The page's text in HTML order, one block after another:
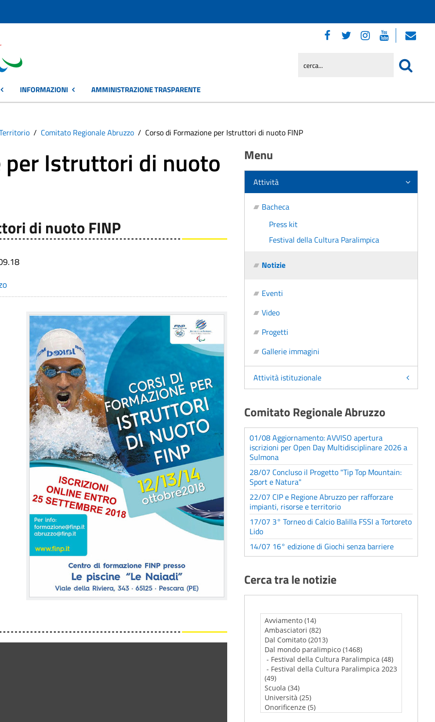
INFORMAZIONI AMMINISTRAZIONE TRASPARENTE
Comitato Regionale Abruzzo Corso di Formazione per Istruttori di nuoto FINP
per Istruttori di nuoto
di nuoto FINP
Menu
Attività
Bacheca
Press kit
Festival della Cultura Paralimpica
Notizie
Eventi
Video
Progetti
Gallerie immagini
Attività istituzionale
Comitato Regionale Abruzzo
01/08 Aggiornamento: AVVISO apertura
iscrizioni per Open Day Multidisciplinare 2026 a
Sulmona
28/07 Concluso il Progetto "Tip Top Mountain:
Sport e Natura"
22/07 CIP e Regione Abruzzo per rafforzare
impianti, risorse e territorio
17/07 3° Torneo di Calcio Balilla FSSI a Tortoreto
Lido
14/07 16° edizione di Giochi senza barriere
Cerca tra le notizie